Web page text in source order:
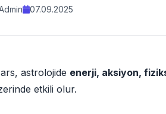
07.09.2025
astrolojide enerji, aksiyon,
etkili olur.